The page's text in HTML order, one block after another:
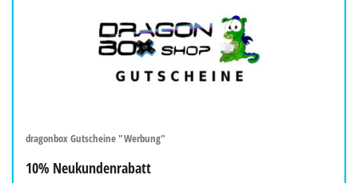
dragonbox Gutscheine "Werbung"
10% Neukundenrabatt